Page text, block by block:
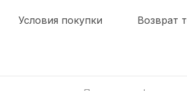
Условия покупки Возврат